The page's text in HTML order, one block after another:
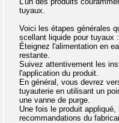
tuyaux.
Voici les étapes générales
scellant liquide pour tuyaux :
Éteignez l'alimentation en
restante.
Suivez attentivement les
l'application du produit.
En général, vous devrez
tuyauterie en utilisant un
une vanne de purge.
Une fois le produit
recommandations du